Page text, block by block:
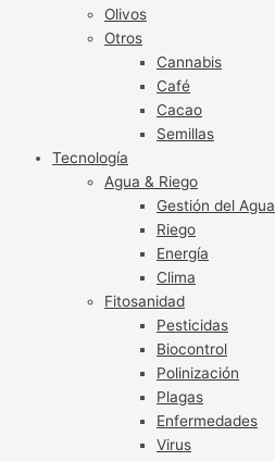
Olivos
Otros
Cannabis
Café
Cacao
Semillas
Tecnología
Agua & Riego
Gestión del Agua
Riego
Energía
Clima
Fitosanidad
Pesticidas
Biocontrol
Polinización
Plagas
Enfermedades
Virus